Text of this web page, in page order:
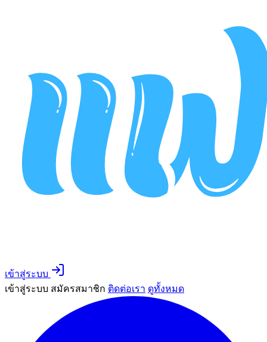
เข้าสู่ระบบ
เข้าสู่ระบบ สมัครสมาชิก ติดต่อเรา ดูทั้งหมด